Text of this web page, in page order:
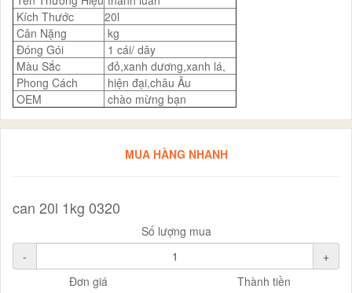
Kích Thước
20l
Cân Nặng
kg
Đóng Gói
1 cái/ dây
Màu Sắc
đỏ,xanh dương,xanh lá,
Phong Cách
hiện đại,châu Âu
OEM
chào mừng bạn
MUA HÀNG NHANH
can 20l 1kg 0320
Số lượng mua
-
+
Đơn giá
Thành tiền